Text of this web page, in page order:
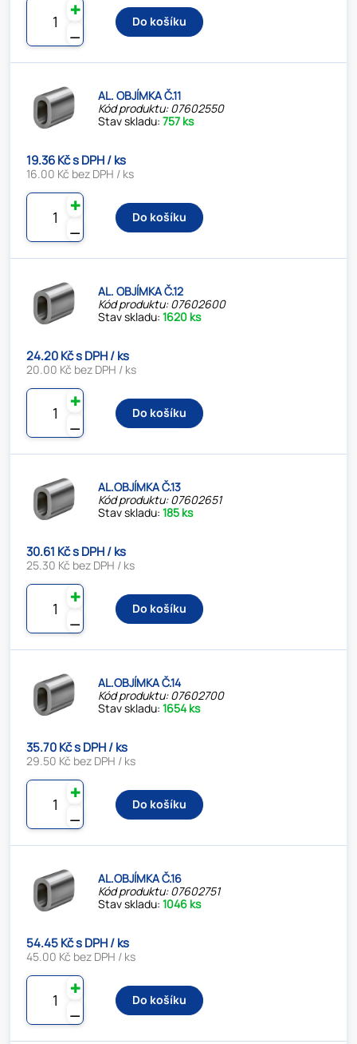
⚊
✚
Do košíku
AL. OBJÍMKA Č.11
Kód produktu: 07602550
Stav skladu:757 ks
19.36 Kč s DPH / ks
16.00 Kč bez DPH / ks
⚊
✚
Do košíku
AL. OBJÍMKA Č.12
Kód produktu: 07602600
Stav skladu:1620 ks
24.20 Kč s DPH / ks
20.00 Kč bez DPH / ks
⚊
✚
Do košíku
AL.OBJÍMKA Č.13
Kód produktu: 07602651
Stav skladu:185 ks
30.61 Kč s DPH / ks
25.30 Kč bez DPH / ks
⚊
✚
Do košíku
AL.OBJÍMKA Č.14
Kód produktu: 07602700
Stav skladu:1654 ks
35.70 Kč s DPH / ks
29.50 Kč bez DPH / ks
⚊
✚
Do košíku
AL.OBJÍMKA Č.16
Kód produktu: 07602751
Stav skladu:1046 ks
54.45 Kč s DPH / ks
45.00 Kč bez DPH / ks
⚊
✚
Do košíku